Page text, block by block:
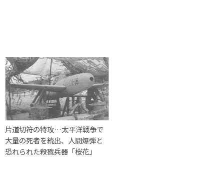
片道切符の特攻…太平洋戦争で
大量の死者を続出、人間爆弾と
恐れられた殺戮兵器「桜花」